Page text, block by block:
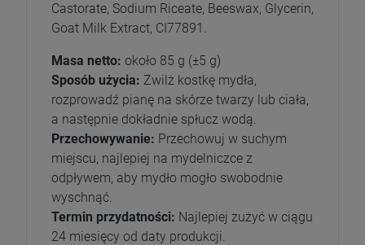
Castorate, Sodium Riceate, Beeswax, Glycerin,
Goat Milk Extract, CI77891.
Masa netto: około 85 g (±5 g)
Sposób użycia: Zwilż kostkę mydła,
rozprowadź pianę na skórze twarzy lub ciała,
a następnie dokładnie spłucz wodą.
Przechowywanie: Przechowuj w suchym
miejscu, najlepiej na mydelniczce z
odpływem, aby mydło mogło swobodnie
wyschnąć.
Termin przydatności: Najlepiej zużyć w ciągu
24 miesięcy od daty produkcji.